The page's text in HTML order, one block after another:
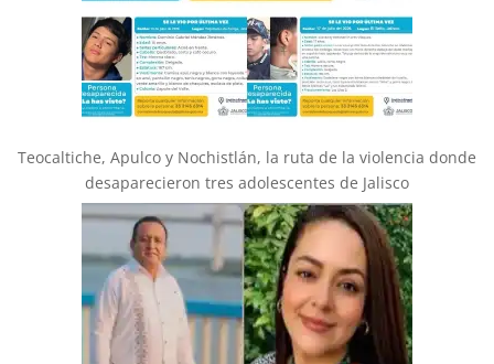
Teocaltiche, Apulco y Nochistlán, la ruta de la violencia donde
desaparecieron tres adolescentes de Jalisco